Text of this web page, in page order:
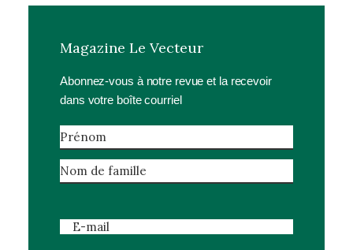
Magazine Le Vecteur
Abonnez-vous à notre revue et la recevoir
dans votre boîte courriel
Nom(Nécessaire)
Prénom
de